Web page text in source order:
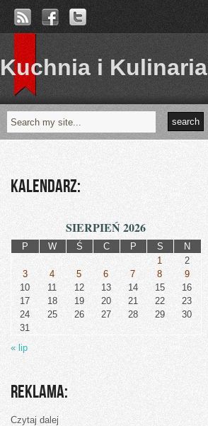
Kuchnia i Kulinaria
Kalendarz:
SIERPIEŃ 2026
P W Ś C P S
N
1
2
3
4 5 6 7 8
9
10
11 12 13 14 15
16
17
18 19 20 21 22
23
24
25 26 27 28 29
30
31
« lip
Reklama:
Czytaj dalej